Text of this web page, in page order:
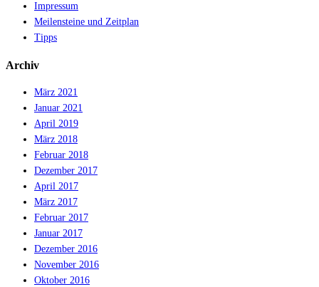
Impressum
Meilensteine und Zeitplan
Tipps
Archiv
März 2021
Januar 2021
April 2019
März 2018
Februar 2018
Dezember 2017
April 2017
März 2017
Februar 2017
Januar 2017
Dezember 2016
November 2016
Oktober 2016